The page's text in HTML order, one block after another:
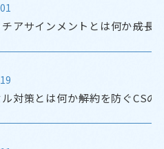
アサインメントとは何か――成
対策とは何か――解約を防ぐCSの